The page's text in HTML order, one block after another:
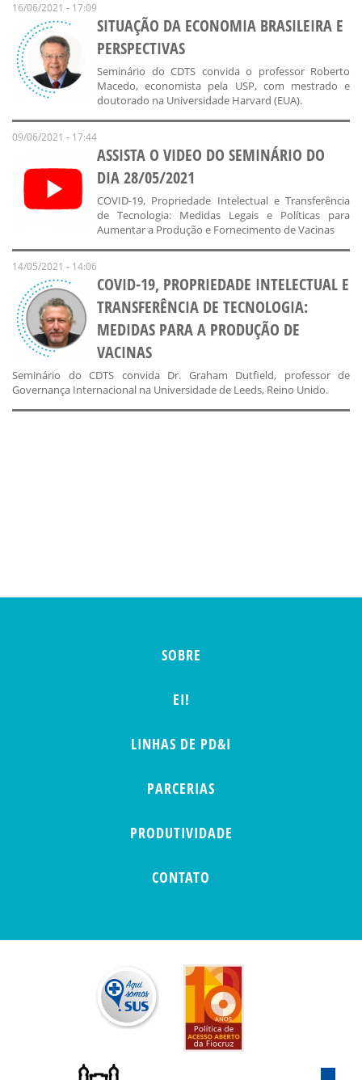
16/06/2021 - 17:09
SITUAÇÃO DA ECONOMIA BRASILEIRA E
PERSPECTIVAS
Seminário do CDTS convida o professor Roberto
Macedo, economista pela USP, com mestrado e
doutorado na Universidade Harvard (EUA).
09/06/2021 - 17:44
ASSISTA O VIDEO DO SEMINÁRIO DO
DIA 28/05/2021
COVID-19, Propriedade Intelectual e Transferência
de Tecnologia: Medidas Legais e Políticas para
Aumentar a Produção e Fornecimento de Vacinas
14/05/2021 - 14:06
COVID-19, PROPRIEDADE INTELECTUAL E
TRANSFERÊNCIA DE TECNOLOGIA:
MEDIDAS PARA A PRODUÇÃO DE
VACINAS
Seminário do CDTS convida Dr. Graham Dutfield, professor de
Governança Internacional na Universidade de Leeds, Reino Unido.
SOBRE
EI!
LINHAS DE PD&I
PARCERIAS
PRODUTIVIDADE
CONTATO